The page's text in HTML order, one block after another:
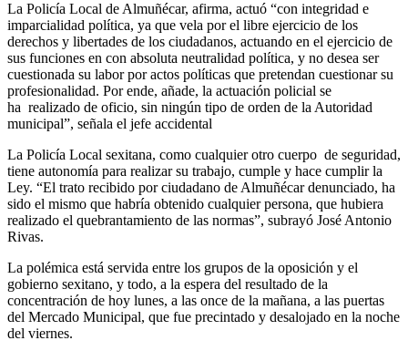
La Policía Local de Almuñécar, afirma, actuó “con integridad e
imparcialidad política, ya que vela por el libre ejercicio de los
derechos y libertades de los ciudadanos, actuando en el ejercicio de
sus funciones en con absoluta neutralidad política, y no desea ser
cuestionada su labor por actos políticas que pretendan cuestionar su
profesionalidad. Por ende, añade, la actuación policial se
ha realizado de oficio, sin ningún tipo de orden de la Autoridad
municipal”, señala el jefe accidental
La Policía Local sexitana, como cualquier otro cuerpo de seguridad,
tiene autonomía para realizar su trabajo, cumple y hace cumplir la
Ley. “El trato recibido por ciudadano de Almuñécar denunciado, ha
sido el mismo que habría obtenido cualquier persona, que hubiera
realizado el quebrantamiento de las normas”, subrayó José Antonio
Rivas.
La polémica está servida entre los grupos de la oposición y el
gobierno sexitano, y todo, a la espera del resultado de la
concentración de hoy lunes, a las once de la mañana, a las puertas
del Mercado Municipal, que fue precintado y desalojado en la noche
del viernes.